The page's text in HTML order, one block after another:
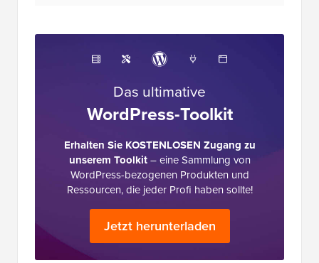
Das ultimative
WordPress-Toolkit
Erhalten Sie KOSTENLOSEN Zugang zu
unserem Toolkit– eine Sammlung von
WordPress-bezogenen Produkten und
Ressourcen, die jeder Profi haben sollte!
Jetzt herunterladen